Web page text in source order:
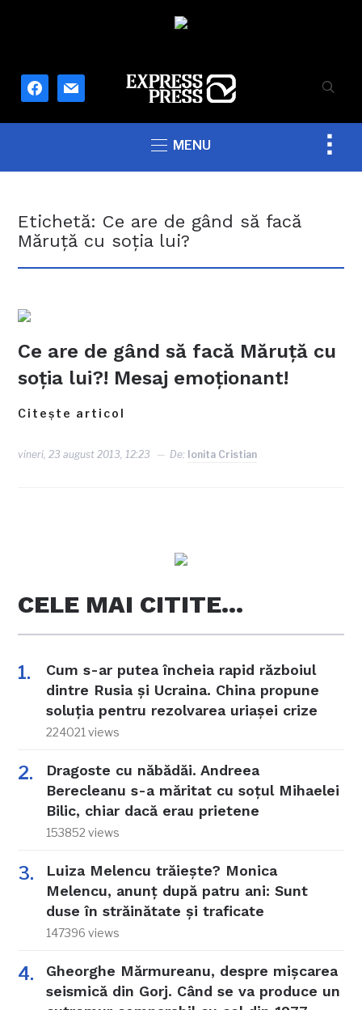
facebook
mail
MENU
Etichetă: Ce are de gând să facă
Măruţă cu soţia lui?
Ce are de gând să facă Măruţă cu
soţia lui?! Mesaj emoţionant!
Citește articol
vineri, 23 august 2013, 12:23 De: Ionita Cristian
CELE MAI CITITE…
Cum s-ar putea încheia rapid războiul
dintre Rusia și Ucraina. China propune
soluția pentru rezolvarea uriașei crize
224021 views
Dragoste cu năbădăi. Andreea
Berecleanu s-a măritat cu soțul Mihaelei
Bilic, chiar dacă erau prietene
153852 views
Luiza Melencu trăiește? Monica
Melencu, anunț după patru ani: Sunt
duse în străinătate și traficate
147396 views
Gheorghe Mărmureanu, despre mișcarea
seismică din Gorj. Când se va produce un